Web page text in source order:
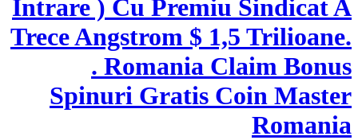
Intrare ) Cu Premiu
Trece Angstrom $ 1,5
. Romania Claim
Spinuri Gratis Coin